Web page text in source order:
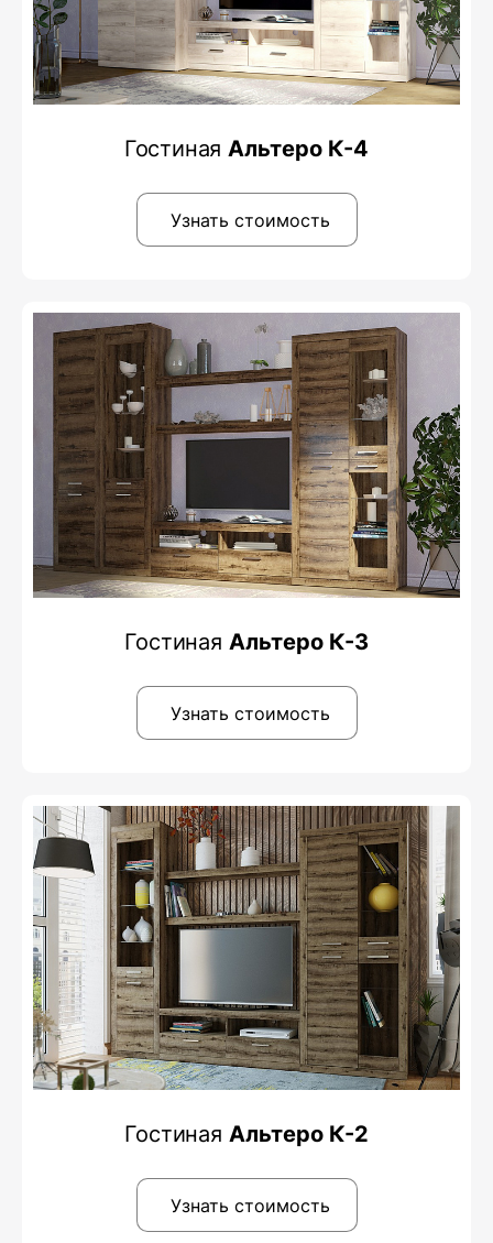
ГостинаяАльтеро К-4
Узнать стоимость
Гостиная Альтеро К-3
Узнать стоимость
Гостиная Альтеро К-2
Узнать стоимость